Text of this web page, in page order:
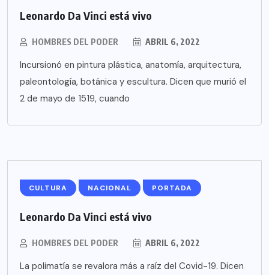
Leonardo Da Vinci está vivo
HOMBRES DEL PODER ABRIL 6, 2022
Incursionó en pintura plástica, anatomía, arquitectura,
paleontología, botánica y escultura. Dicen que murió el
2 de mayo de 1519, cuando
CULTURA NACIONAL PORTADA
Leonardo Da Vinci está vivo
HOMBRES DEL PODER ABRIL 6, 2022
La polimatía se revalora más a raíz del Covid-19. Dicen